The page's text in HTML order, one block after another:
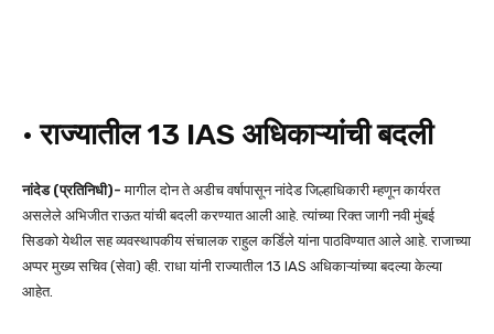
•राज्यातील 13 IAS अधिकाऱ्यांची बदली
नांदेड (प्रतिनिधी)-मागील दोन ते अडीच वर्षापासून नांदेड जिल्हाधिकारी म्हणून कार्यरत
असलेले अभिजीत राऊत यांची बदली करण्यात आली आहे. त्यांच्या रिक्त जागी नवी मुंबई
सिडको येथील सह व्यवस्थापकीय संचालक राहुल कर्डिले यांना पाठविण्यात आले आहे. राजाच्या
अप्पर मुख्य सचिव (सेवा) व्ही. राधा यांनी राज्यातील 13 IAS अधिकाऱ्यांच्या बदल्या केल्या
आहेत.